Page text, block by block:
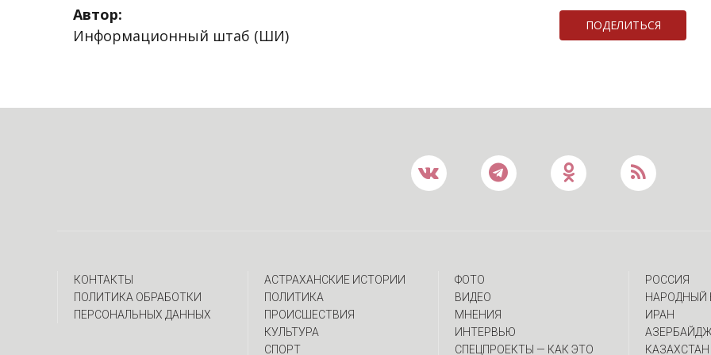
Автор:
Информационный штаб (ШИ)
ПОДЕЛИТЬСЯ
КОНТАКТЫ
ПОЛИТИКА ОБРАБОТКИ
ПЕРСОНАЛЬНЫХ ДАННЫХ
АСТРАХАНСКИЕ ИСТОРИИ
ПОЛИТИКА
ПРОИСШЕСТВИЯ
КУЛЬТУРА
СПОРТ
ФОТО
ВИДЕО
МНЕНИЯ
ИНТЕРВЬЮ
CПЕЦПРОЕКТЫ — КАК ЭТО
РОССИЯ
НАРОДНЫЙ
ИРАН
КАЗАХСТАН